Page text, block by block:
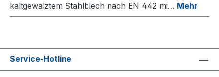
kaltgewalztem Stahlblech nach EN 442 mi… Mehr
Service-Hotline